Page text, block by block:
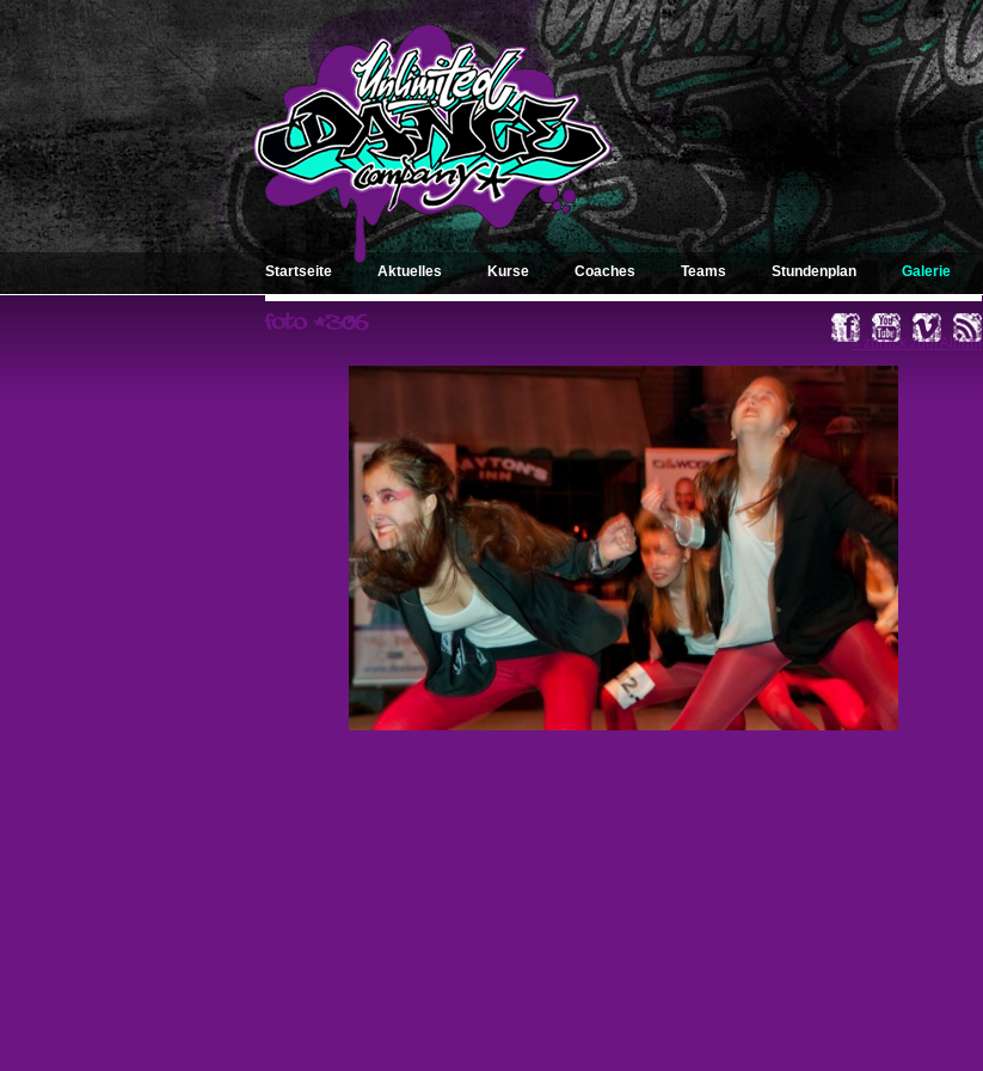
Startseite Aktuelles Kurse Coaches Teams Stundenplan Galerie
« zurück zum Album